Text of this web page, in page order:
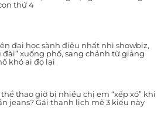
thứ 4
đại học sành điệu nhất nhì showbiz,
đài” xuống phố, sang chảnh từ giảng
khó ai đọ lại
thể thao giờ bị nhiều chị em “xếp xó” khi
jeans? Gái thanh lịch mê 3 kiểu này